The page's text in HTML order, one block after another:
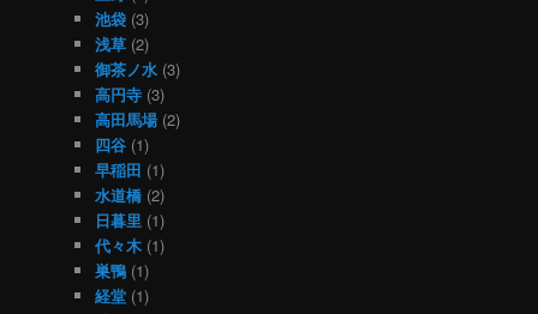
池袋 (3)
浅草 (2)
御茶ノ水 (3)
高円寺 (3)
高田馬場 (2)
四谷 (1)
早稲田 (1)
水道橋 (2)
日暮里 (1)
代々木 (1)
巣鴨 (1)
経堂 (1)